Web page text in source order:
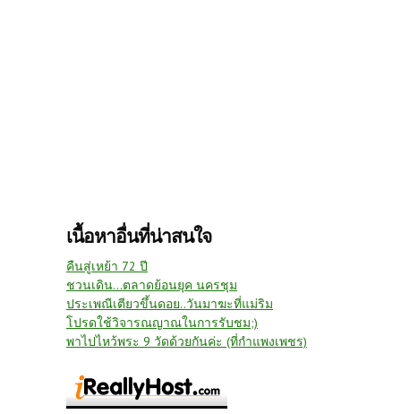
เนื้อหาอื่นที่น่าสนใจ
คืนสู่เหย้า 72 ปี
ชวนเดิน...ตลาดย้อนยุค นครชุม
ประเพณีเตียวขึ้นดอย..วันมาฆะที่แม่ริม
โปรดใช้วิจารณญาณในการรับชม;)
พาไปไหว้พระ 9 วัดด้วยกันค่ะ (ที่กำแพงเพชร)